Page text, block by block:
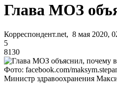
Глава МОЗ
Корреспондент.net, 8 мая 2020,
5
8130
Фото: facebook.com/
Министр здравоохранения